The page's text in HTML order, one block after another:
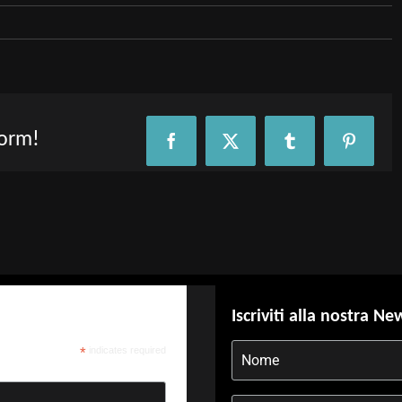
FacebookX Tumblr Pinterest
*
Iscriviti alla nostra